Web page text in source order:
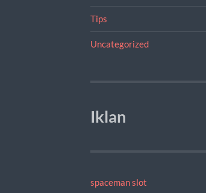
Tips
Uncategorized
Iklan
spaceman slot